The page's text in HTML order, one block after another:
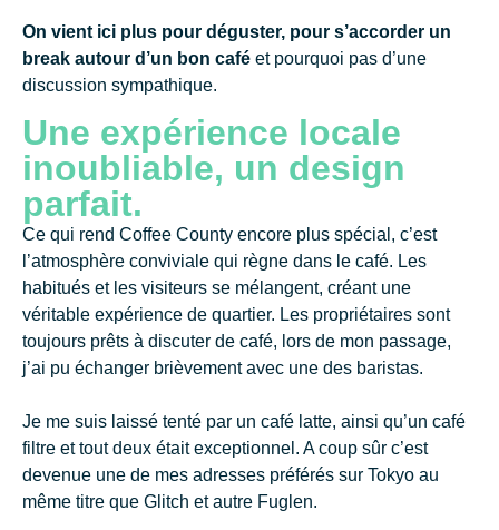
On vient ici plus pour déguster, pour s’accorder un
break autour d’un bon café et pourquoi pas d’une
discussion sympathique.
Une expérience locale
inoubliable, un design
parfait.
Ce qui rend Coffee County encore plus spécial, c’est
l’atmosphère conviviale qui règne dans le café. Les
habitués et les visiteurs se mélangent, créant une
véritable expérience de quartier. Les propriétaires sont
toujours prêts à discuter de café, lors de mon passage,
j’ai pu échanger brièvement avec une des baristas.
Je me suis laissé tenté par un café latte, ainsi qu’un café
filtre et tout deux était exceptionnel. A coup sûr c’est
devenue une de mes adresses préférés sur Tokyo au
même titre que Glitch et autre Fuglen.